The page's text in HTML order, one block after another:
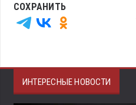
СОХРАНИТЬ
ИНТЕРЕСНЫЕ НОВОСТИ